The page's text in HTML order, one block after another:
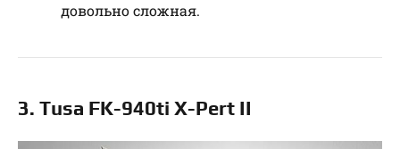
довольно сложная.
3. Tusa FK-940ti X-Pert II